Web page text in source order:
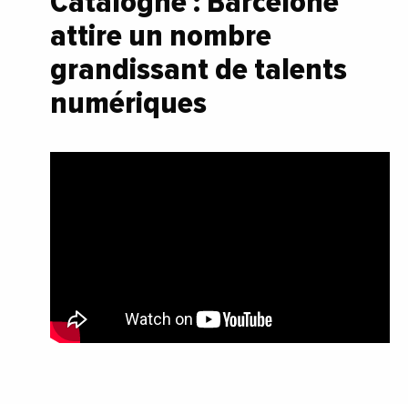
attire un nombre
grandissant de talents
numériques